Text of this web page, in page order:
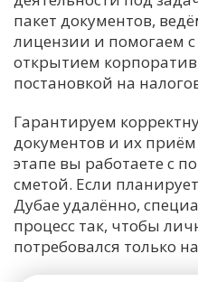
пакет документов,
лицензии и помогаем
открытием
постановкой на
Гарантируем
документов и их
этапе вы работаете с
сметой. Если
Дубае удалённо,
процесс так, чтобы
потребовался только